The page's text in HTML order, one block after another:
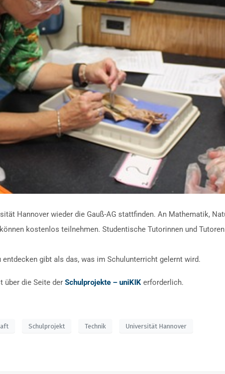
Hannover wieder die Gauß-AG stattfinden. An Mathematik,
kostenlos teilnehmen. Studentische Tutorinnen und
gibt als das, was im Schulunterricht gelernt wird.
über die Seite derSchulprojekte – uniKIK erforderlich.
Schulprojekt Technik Universität Hannover